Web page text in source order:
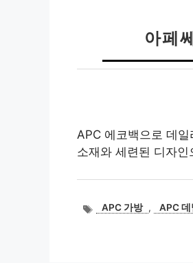
아페
APC 에코백으로 데
소재와 세련된 디자
태APC 가방 , APC 데